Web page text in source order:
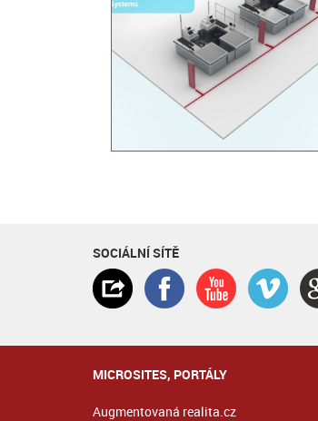
SOCIÁLNÍ SÍTĚ
MICROSITES, PORTÁLY
Augmentovaná realita.cz